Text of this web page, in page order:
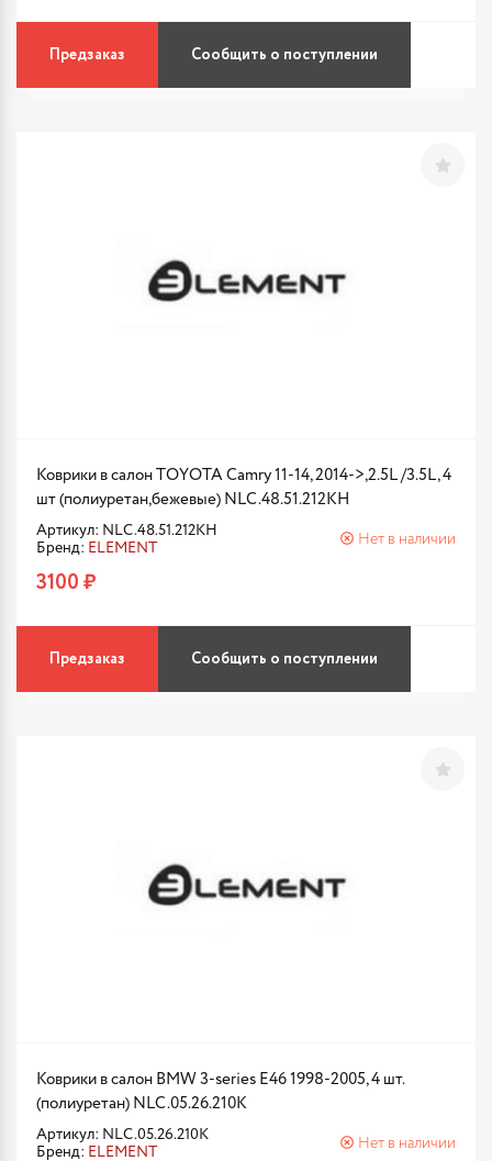
Предзаказ Сообщить о поступлении
Коврики в салон TOYOTA Camry 11-14, 2014->,2.5L /3.5L, 4
шт (полиуретан,бежевые) NLC.48.51.212KH
Артикул: NLC.48.51.212KH
Бренд: ELEMENT
Нет в наличии
3100 ₽
Предзаказ Сообщить о поступлении
Коврики в салон BMW 3-series E46 1998-2005, 4 шт.
(полиуретан) NLC.05.26.210K
Артикул: NLC.05.26.210K
Бренд: ELEMENT
Нет в наличии